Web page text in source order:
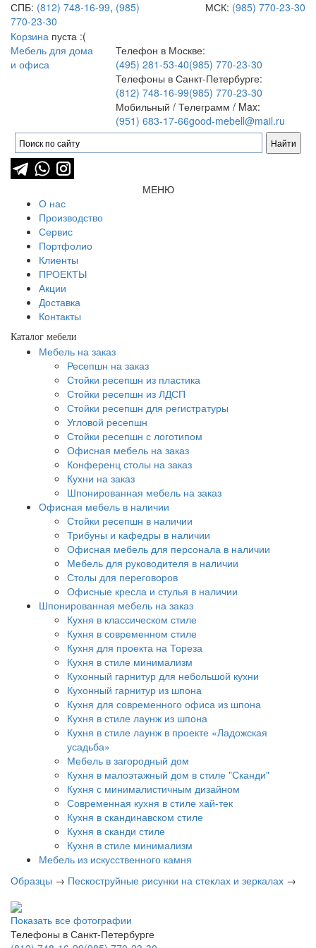
СПБ: (812) 748-16-99, (985)
770-23-30
МСК: (985) 770-23-30
Корзина пуста :(
Мебель для дома
и офиса
Телефон в Москве:
(495) 281-53-40(985) 770-23-30
Телефоны в Санкт-Петербурге:
(812) 748-16-99(985) 770-23-30
Мобильный / Телеграмм / Max:
(951) 683-17-66good-mebell@mail.ru
МЕНЮ
О нас
Производство
Сервис
Портфолио
Клиенты
ПРОЕКТЫ
Акции
Доставка
Контакты
Каталог мебели
Мебель на заказ
Ресепшн на заказ
Стойки ресепшн из пластика
Стойки ресепшн из ЛДСП
Стойки ресепшн для регистратуры
Угловой ресепшн
Стойки ресепшн с логотипом
Офисная мебель на заказ
Конференц столы на заказ
Кухни на заказ
Шпонированная мебель на заказ
Офисная мебель в наличии
Стойки ресепшн в наличии
Трибуны и кафедры в наличии
Офисная мебель для персонала в наличии
Мебель для руководителя в наличии
Столы для переговоров
Офисные кресла и стулья в наличии
Шпонированная мебель на заказ
Кухня в классическом стиле
Кухня в современном стиле
Кухня для проекта на Тореза
Кухня в стиле минимализм
Кухонный гарнитур для небольшой кухни
Кухонный гарнитур из шпона
Кухня для современного офиса из шпона
Кухня в стиле лаунж из шпона
Кухня в стиле лаунж в проекте «Ладожская
усадьба»
Мебель в загородный дом
Кухня в малоэтажный дом в стиле "Сканди"
Кухня с минималистичным дизайном
Современная кухня в стиле хай-тек
Кухня в скандинавском стиле
Кухня в сканди стиле
Кухня в стиле минимализм
Мебель из искусственного камня
Образцы → Пескоструйные рисунки на стеклах и зеркалах →
Показать все фотографии
Телефоны в Санкт-Петербурге